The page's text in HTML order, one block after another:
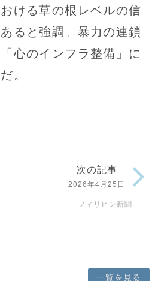
ける草の根レベルの信
ると強調。暴力の連鎖
心のインフラ整備」に
。
次の記事
2026年4月25日
フィリピン新聞
一覧を見る